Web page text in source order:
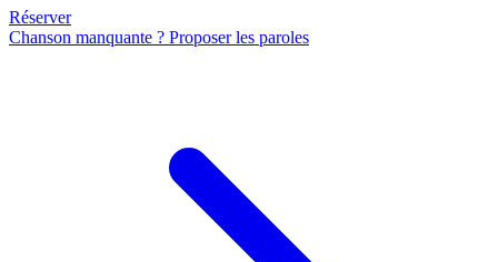
Réserver
Chanson manquante ? Proposer les paroles